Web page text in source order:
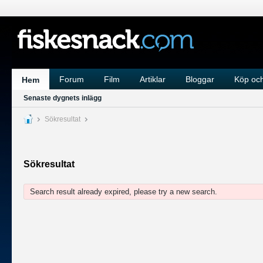
Hem Forum Film Artiklar Bloggar Köp
Senaste dygnets inlägg
Sökresultat
Sökresultat
Search result already expired, please try a new search.